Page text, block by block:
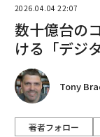
2026.04.04 22:07
数十億台の
ける「デジ
Tony
著者フォロー